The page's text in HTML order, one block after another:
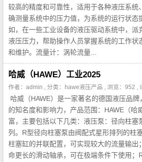
较高的精度和可靠性，适用于各种液压系统
确测量系统中的压力值，为系统的运行状态
如，在一些工业设备的液压驱动系统中，派
液压压力，帮助操作人员掌握系统的工作状
和维护。流量计：涡轮流量...
哈威（HAWE）工业2025
作者：admin , 分类： hawe液压产品 , 浏览：952 ,
哈威（HAWE）是一家著名的德国液压品
的知名度和影响力，产品范围：HAWE（哈
富，主要包括以下几类：液压泵：径向柱塞
列。R型径向柱塞泵由阀配式星形排列的柱
柱塞缸的并联配置，可实现较大的流量输出
命更长的滑动轴承，可在极端条件下使用；